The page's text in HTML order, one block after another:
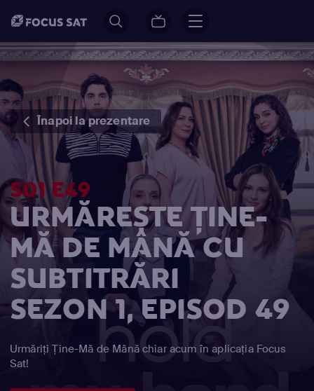
Înapoi la prezentare
S01 E49
URMĂREȘTE ȚINE-
MĂ DE MÂNĂ CU
SUBTITRĂRI
SEZON 1, EPISOD 49
Urmăriți Ține-Mă de Mână chiar acum în aplicația Focus
Sat!